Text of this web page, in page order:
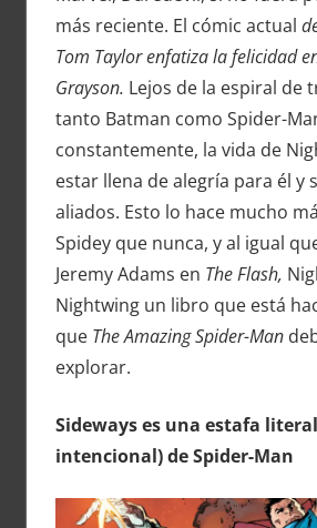
más reciente. El cómic actual
Tom Taylor enfatiza la felicidad
Grayson. Lejos de la espiral de
tanto Batman como Spider-
constantemente, la vida de
estar llena de alegría para él y
aliados. Esto lo hace mucho
Spidey que nunca, y al igual
Jeremy Adams en The Flash,
Nightwing un libro que está
que The Amazing Spider-Man
explorar.
Sideways es una estafa
intencional) de Spider-Man